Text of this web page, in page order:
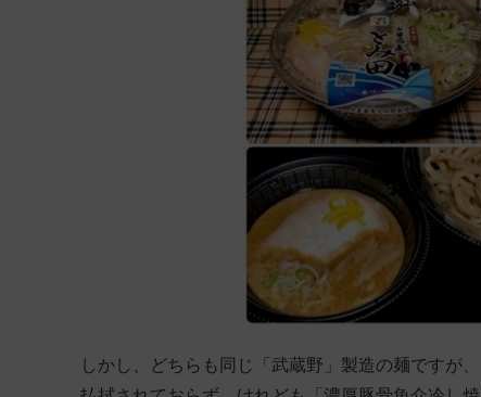
しかし、どちらも同じ「武蔵野」製造の麺ですが